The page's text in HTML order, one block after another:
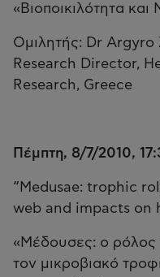
«Βιοποικιλότητα
Ομιλητής: Dr
Research Director,
Research, Greece
Πέμπτη, 8/7/2010,
“Medusae: trophic
web and impacts on
«Μέδουσες: o ρόλος
τον μικροβιακό